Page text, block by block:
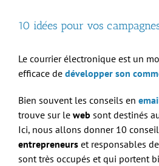
10 idées pour vos
Le courrier électronique est un
efficace de développer son
Bien souvent les conseils en
trouve sur le web sont destinés
Ici, nous allons donner 10
entrepreneurs et responsables
sont très occupés et qui portent